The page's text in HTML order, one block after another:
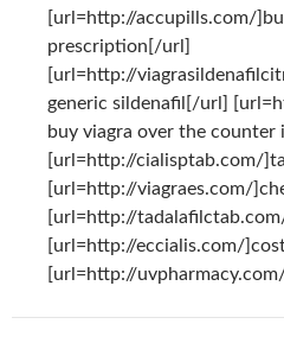
[url=http://accupills.com/
prescription[/url]
[url=http://
generic sildenafil[/url]
buy viagra over the counter
[url=http://cialisptab.com/
[url=http://viagraes.com/
[url=http://
[url=http://eccialis.com/
[url=http://